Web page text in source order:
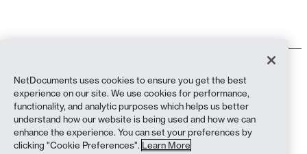
Integritetspolicy
Sekretesspolicy (bosatta i Kalifornien)
Uttalande mot slaveri
Cookiepolicy
Efterlevnad
NetDocuments uses cookies to ensure you get the best
experience on our site. We use cookies for performance,
functionality, and analytic purposes which helps us better
understand how our website is being used and how we can
enhance the experience. You can set your preferences by
clicking "Cookie Preferences". Learn More